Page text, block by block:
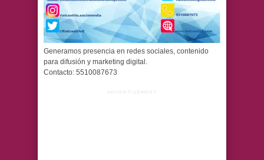
Generamos presencia en redes sociales, contenido
para difusión y marketing digital.
Contacto: 5510087673
ADVERTISEMENT